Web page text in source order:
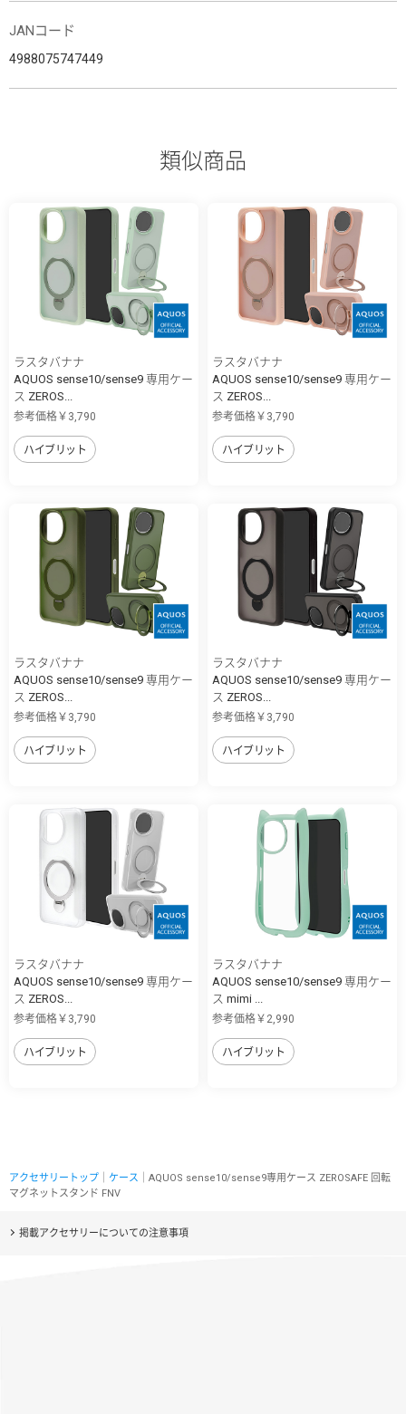
JANコード
4988075747449
類似商品
ラスタバナナ
AQUOS sense10/sense9 専用ケー
ス ZEROS...
参考価格￥3,790
ハイブリット
ラスタバナナ
AQUOS sense10/sense9 専用ケー
ス ZEROS...
参考価格￥3,790
ハイブリット
ラスタバナナ
AQUOS sense10/sense9 専用ケー
ス ZEROS...
参考価格￥3,790
ハイブリット
ラスタバナナ
AQUOS sense10/sense9 専用ケー
ス ZEROS...
参考価格￥3,790
ハイブリット
ラスタバナナ
AQUOS sense10/sense9 専用ケー
ス ZEROS...
参考価格￥3,790
ハイブリット
ラスタバナナ
AQUOS sense10/sense9 専用ケー
ス mimi ...
参考価格￥2,990
ハイブリット
アクセサリートップ ケース ｜AQUOS sense10/sense9専用ケース ZEROSAFE 回転
マグネットスタンド FNV
掲載アクセサリーについての注意事項